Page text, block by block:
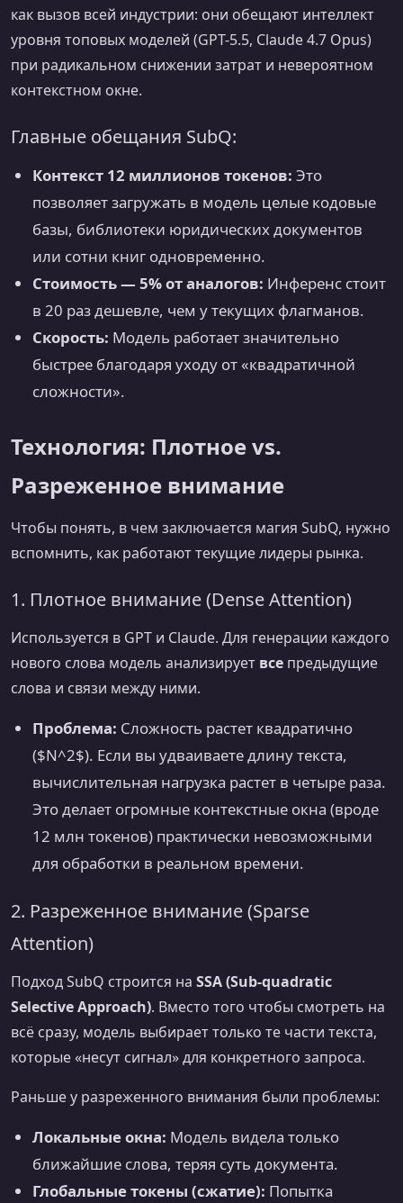
как вызов всей индустрии: они обещают интеллект
уровня топовых моделей (GPT-5.5, Claude 4.7 Opus)
при радикальном снижении затрат и невероятном
контекстном окне.
Главные обещания SubQ:
Контекст 12 миллионов токенов: Это
позволяет загружать в модель целые кодовые
базы, библиотеки юридических документов
или сотни книг одновременно.
Стоимость — 5% от аналогов: Инференс стоит
в 20 раз дешевле, чем у текущих флагманов.
Скорость: Модель работает значительно
быстрее благодаря уходу от «квадратичной
сложности».
Технология: Плотное vs.
Разреженное внимание
Чтобы понять, в чем заключается магия SubQ, нужно
вспомнить, как работают текущие лидеры рынка.
1. Плотное внимание (Dense Attention)
Используется в GPT и Claude. Для генерации каждого
нового слова модель анализирует все предыдущие
слова и связи между ними.
Проблема: Сложность растет квадратично
($N^2$). Если вы удваиваете длину текста,
вычислительная нагрузка растет в четыре раза.
Это делает огромные контекстные окна (вроде
12 млн токенов) практически невозможными
для обработки в реальном времени.
2. Разреженное внимание (Sparse
Attention)
Подход SubQ строится на SSA (Sub-quadratic
Selective Approach). Вместо того чтобы смотреть на
всё сразу, модель выбирает только те части текста,
которые «несут сигнал» для конкретного запроса.
Раньше у разреженного внимания были проблемы:
Локальные окна: Модель видела только
ближайшие слова, теряя суть документа.
Глобальные токены (сжатие): Попытка